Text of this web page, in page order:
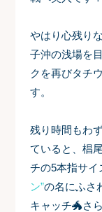
やはり心残り
子沖の浅場を
クを再びタチ
す。
残り時間もわ
ていると、椙
チの5本指サイ
ン”の名にふさ
キャッチ🐲さ